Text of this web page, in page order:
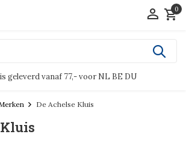
0
geleverd vanaf 77,- voor NL BE DU
De Achelse Kluis